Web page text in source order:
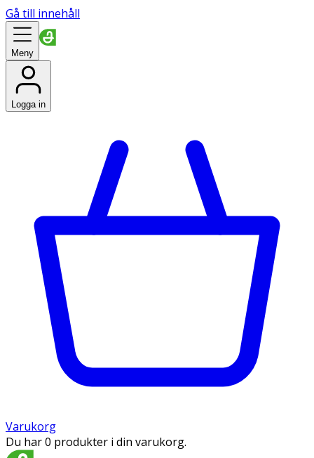
Gå till innehåll
Meny
Logga in
Varukorg
Du har 0 produkter i din varukorg.